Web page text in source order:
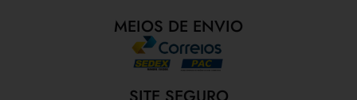
MEIOS DE ENVIO